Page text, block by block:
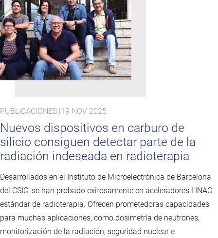
PUBLICACIONES |19 NOV 2025
Nuevos dispositivos en carburo de
silicio consiguen detectar parte de la
radiación indeseada en radioterapia
Desarrollados en el Instituto de Microelectrónica de Barcelona
del CSIC, se han probado exitosamente en aceleradores LINAC
estándar de radioterapia. Ofrecen prometedoras capacidades
para muchas aplicaciones, como dosimetría de neutrones,
monitorización de la radiación, seguridad nuclear e